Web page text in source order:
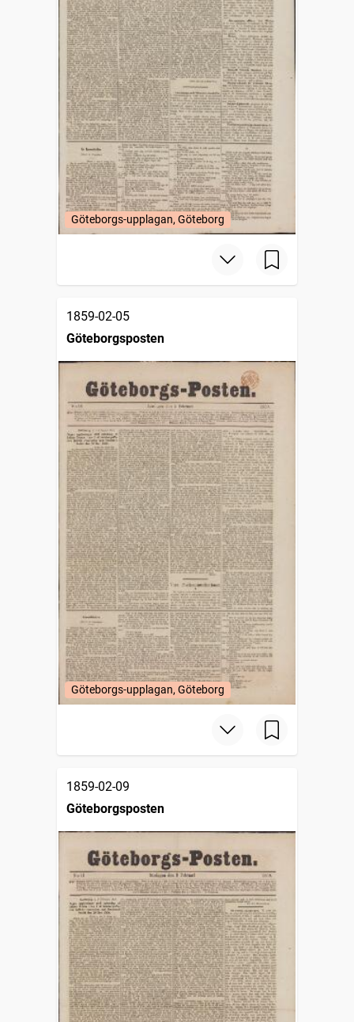
Göteborgs-upplagan, Göteborg
1859-02-05
Göteborgsposten
Göteborgs-upplagan, Göteborg
1859-02-09
Göteborgsposten